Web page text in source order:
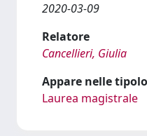
2020-03-09
Relatore
Cancellieri, Giulia
Appare nelle
Laurea magistrale